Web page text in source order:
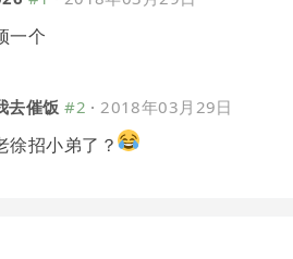
一个
去催饭 #2 · 2018年03月29日
徐招小弟了？